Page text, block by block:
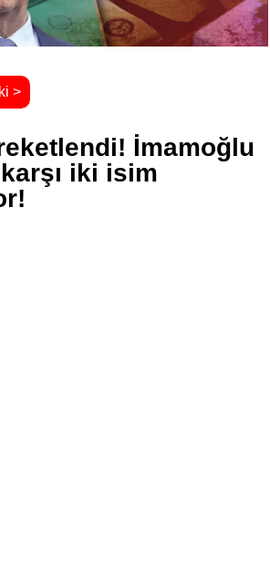
>
İmamoğlu
iki isim